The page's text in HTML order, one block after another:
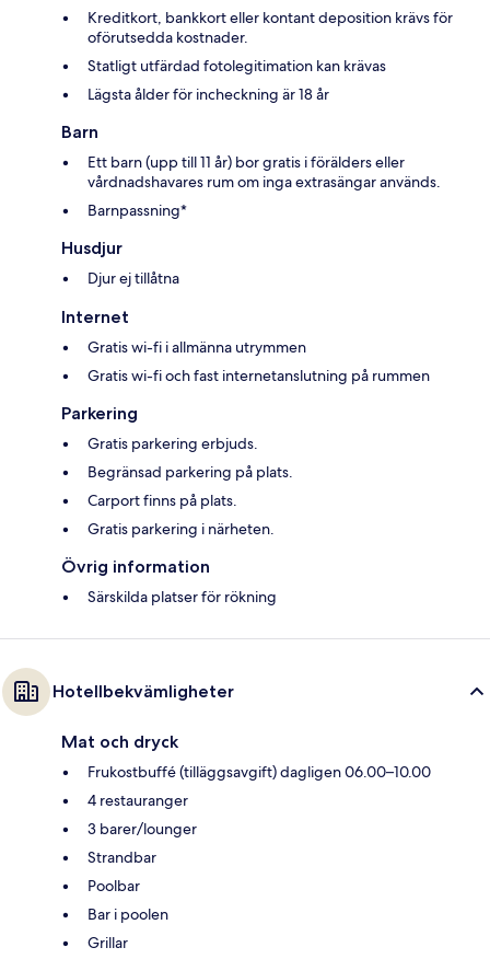
Kreditkort, bankkort eller kontant deposition krävs för
oförutsedda kostnader.
Statligt utfärdad fotolegitimation kan krävas
Lägsta ålder för incheckning är 18 år
Barn
Ett barn (upp till 11 år) bor gratis i förälders eller
vårdnadshavares rum om inga extrasängar används.
Barnpassning*
Husdjur
Djur ej tillåtna
Internet
Gratis wi-fi i allmänna utrymmen
Gratis wi-fi och fast internetanslutning på rummen
Parkering
Gratis parkering erbjuds.
Begränsad parkering på plats.
Carport finns på plats.
Gratis parkering i närheten.
Övrig information
Särskilda platser för rökning
Hotellbekvämligheter
Mat och dryck
Frukostbuffé (tilläggsavgift) dagligen 06.00–10.00
4 restauranger
3 barer/lounger
Strandbar
Poolbar
Bar i poolen
Grillar